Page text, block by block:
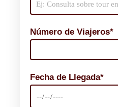
Número de Viajeros*
Fecha de Llegada*